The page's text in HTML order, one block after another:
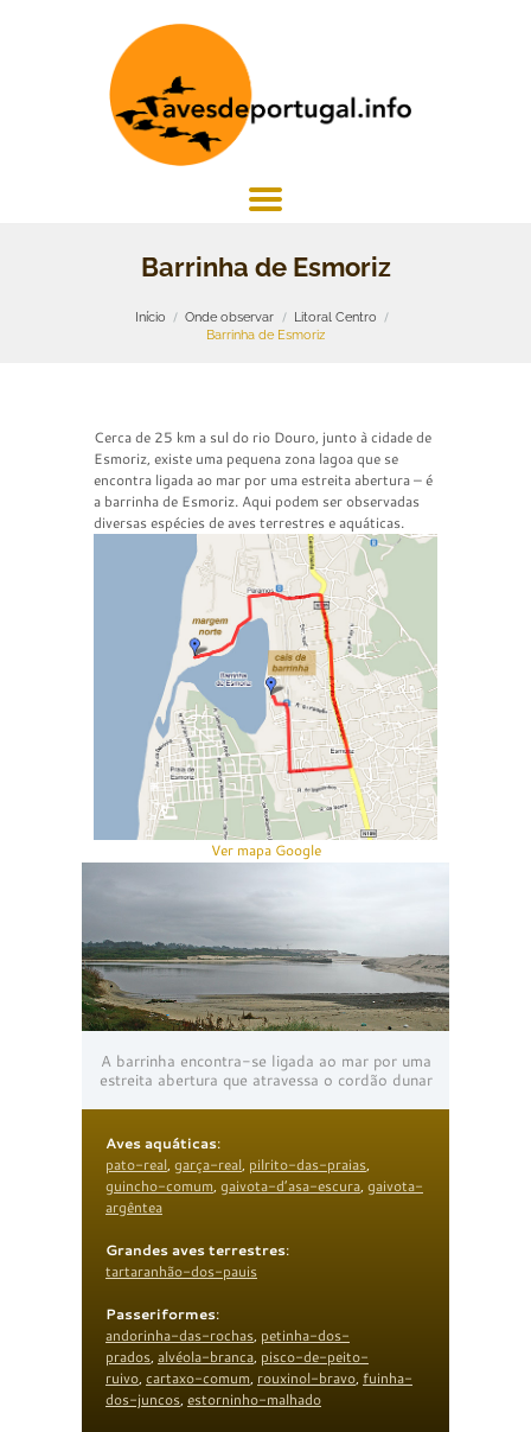
Barrinha de Esmoriz
Início Onde observar
Litoral Centro
Barrinha de Esmoriz
Cerca de 25 km a sul do rio Douro, junto à cidade de
Esmoriz, existe uma pequena zona lagoa que se
encontra ligada ao mar por uma estreita abertura – é
a barrinha de Esmoriz. Aqui podem ser observadas
diversas espécies de aves terrestres e aquáticas.
Ver mapa Google
A barrinha encontra-se ligada ao mar por uma
estreita abertura que atravessa o cordão dunar
Aves aquáticas:
pato-real, garça-real, pilrito-das-praias,
guincho-comum, gaivota-d’asa-escura, gaivota-
argêntea
Grandes aves terrestres:
tartaranhão-dos-pauis
Passeriformes:
andorinha-das-rochas, petinha-dos-
prados, alvéola-branca, pisco-de-peito-
ruivo, cartaxo-comum, rouxinol-bravo, fuinha-
dos-juncos, estorninho-malhado